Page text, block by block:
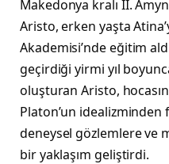
Makedonya kralı II.
Aristo, erken yaşta
Akademisi’nde eğitim
geçirdiği yirmi yıl
oluşturan Aristo,
Platon’un idealizminden
deneysel gözlemlere ve
bir yaklaşım geliştirdi.